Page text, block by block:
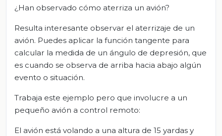
¿Han observado cómo aterriza un avión?
Resulta interesante observar el aterrizaje de un
avión. Puedes aplicar la función tangente para
calcular la medida de un ángulo de depresión, que
es cuando se observa de arriba hacia abajo algún
evento o situación.
Trabaja este ejemplo pero que involucre a un
pequeño avión a control remoto:
El avión está volando a una altura de 15 yardas y